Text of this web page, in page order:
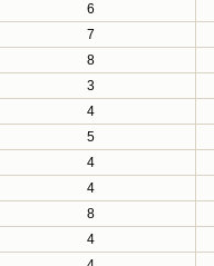
6
7
8
3
4
5
4
4
8
4